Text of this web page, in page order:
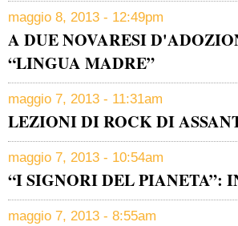
maggio 8, 2013 - 12:49pm
A DUE NOVARESI
“LINGUA MADRE”
maggio 7, 2013 - 11:31am
LEZIONI DI ROCK DI
maggio 7, 2013 - 10:54am
“I SIGNORI DEL PIANETA”:
maggio 7, 2013 - 8:55am